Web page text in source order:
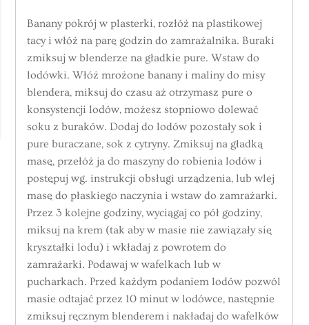
Banany pokrój w plasterki, rozłóż na plastikowej
tacy i włóż na parę godzin do zamrażalnika. Buraki
zmiksuj w blenderze na gładkie pure. Wstaw do
lodówki. Włóż mrożone banany i maliny do misy
blendera, miksuj do czasu aż otrzymasz pure o
konsystencji lodów, możesz stopniowo dolewać
soku z buraków. Dodaj do lodów pozostały sok i
pure buraczane, sok z cytryny. Zmiksuj na gładką
masę, przełóż ja do maszyny do robienia lodów i
postępuj wg. instrukcji obsługi urządzenia, lub wlej
masę do płaskiego naczynia i wstaw do zamrażarki.
Przez 3 kolejne godziny, wyciągaj co pół godziny,
miksuj na krem (tak aby w masie nie zawiązały się
kryształki lodu) i wkładaj z powrotem do
zamrażarki. Podawaj w wafelkach lub w
pucharkach. Przed każdym podaniem lodów pozwól
masie odtajać przez 10 minut w lodówce, następnie
zmiksuj ręcznym blenderem i nakładaj do wafelków